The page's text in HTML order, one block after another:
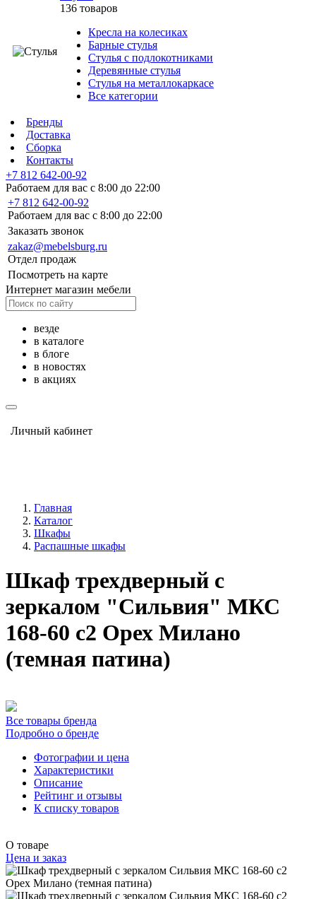
136 товаров
Кресла на колесиках
Барные стулья
Стулья с подлокотниками
Деревянные стулья
Стулья на металлокаркасе
Все категории
Бренды
Доставка
Сборка
Контакты
+7 812 642-00-92
Работаем для вас с 8:00 до 22:00
+7 812 642-00-92
Работаем для вас с 8:00 до 22:00
Заказать звонок
zakaz@mebelsburg.ru
Отдел продаж
Посмотреть на карте
Интернет магазин мебели
везде
в каталоге
в блоге
в новостях
в акциях
Личный кабинет
Главная
Каталог
Шкафы
Распашные шкафы
Шкаф трехдверный с
зеркалом "Сильвия" МКС
168-60 с2 Орех Милано
(темная патина)
Все товары бренда
Подробно о бренде
Фотографии и цена
Характеристики
Описание
Рейтинг и отзывы
К списку товаров
О товаре
Цена и заказ